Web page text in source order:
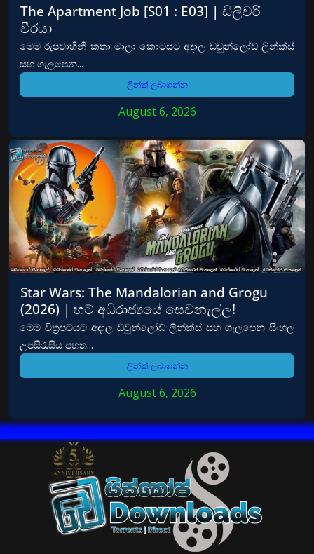
The Apartment Job [S01 : E03] | ඩිලිවරි
වීරයා
මෙම රුපවාහිනී කතා මාලා කොටසට අදාල ඩවුන්ලෝඩ් ලින්ක්ස්
සහ ගැලපෙන...
ලින්ක් ලබාගන්න
August 6, 2026
Star Wars: The Mandalorian and Grogu
(2026) | හට් අධිරාජ්‍යයේ සෙවනැල්ල!
මෙම චිත්‍රපටයට අදාල ඩවුන්ලෝඩ් ලින්ක්ස් සහ ගැලපෙන සිංහල
උපසිරැසිය පහත...
ලින්ක් ලබාගන්න
August 6, 2026